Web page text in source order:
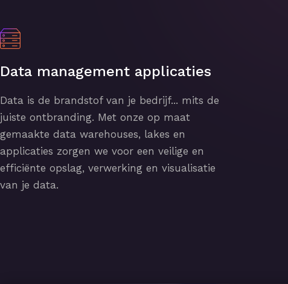
Data management applicaties
Data is de brandstof van je bedrijf... mits de
juiste ontbranding. Met onze op maat
gemaakte data warehouses, lakes en
applicaties zorgen we voor een veilige en
efficiënte opslag, verwerking en visualisatie
van je data.